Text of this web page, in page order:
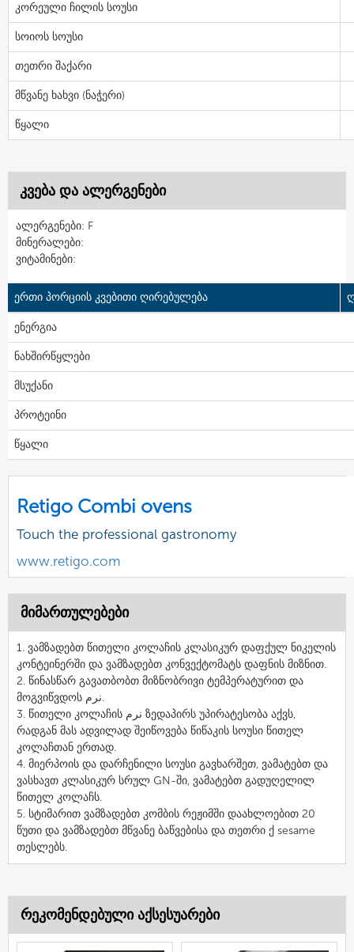
კორეული ჩილის სოუსი
სოიოს სოუსი
თეთრი შაქარი
მწვანე ხახვი (ნაჭერი)
წყალი
კვება და ალერგენები
ალერგენები: F
მინერალები:
ვიტამინები:
ერთი პორციის კვებითი ღირებულება
ენერგია
ნახშირწყლები
მსუქანი
პროტეინი
წყალი
Retigo Combi ovens
Touch the professional gastronomy
www.retigo.com
მიმართულებები
1. ვამზადებთ წითელი კოლაჩის კლასიკურ დაფქულ ნიკელის
კონტეინერში და ვამზადებთ კონვექტომატს დაფნის მიზნით.
2. წინასწარ გავათბობთ მიზნობრივი ტემპერატურით და
მოგვიწვდოს نرم.
3. წითელი კოლაჩის نرم ზედაპირს უპირატესობა აქვს,
რადგან მას ადვილად შეიწოვება წიწაკის სოუსი წითელ
კოლაჩთან ერთად.
4. მიერპოის და დარჩენილი სოუსი გავხარშეთ, ვამატებთ და
ვასხავთ კლასიკურ სრულ GN-ში, ვამატებთ გადუღელილ
წითელ კოლაჩს.
5. სტიმარით ვამზადებთ კომბის რეჟიმში დაახლოებით 20
წუთი და ვამზადებთ მწვანე ბაწვებისა და თეთრი ქ sesame
თესლებს.
რეკომენდებული აქსესუარები